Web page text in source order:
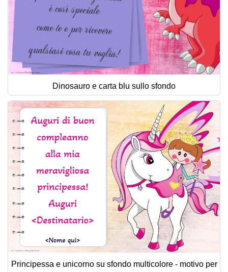
Dinosauro e carta blu sullo sfondo
Principessa e unicorno su sfondo multicolore - motivo per